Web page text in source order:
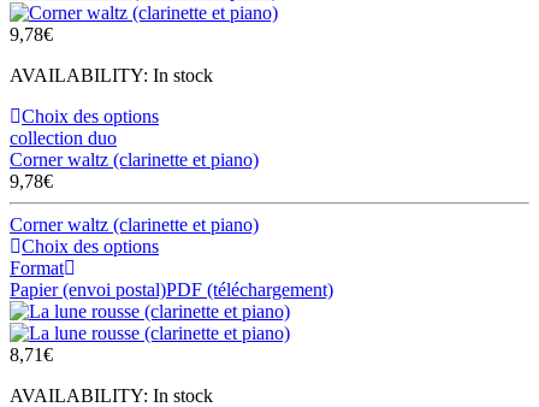
9,78€
AVAILABILITY: In stock
Choix des options
collection duo
Corner waltz (clarinette et piano)
9,78€
Corner waltz (clarinette et piano)
Choix des options
Format
Papier (envoi postal)PDF (téléchargement)
8,71€
AVAILABILITY: In stock